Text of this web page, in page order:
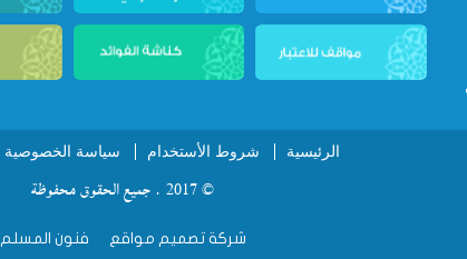
الرئيسية شروط الأستخدام سياسة الخصوصية
© 2017 . جميع الحقوق محفوظة
شركة تصميم مواقع فنون المسلم